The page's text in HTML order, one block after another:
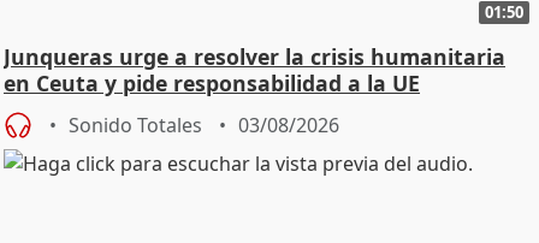
01:50
Junqueras urge a resolver la crisis humanitaria
en Ceuta y pide responsabilidad a la UE
Sonido Totales 03/08/2026